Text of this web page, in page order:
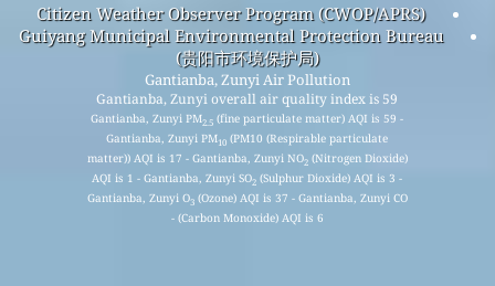
Citizen Weather Observer Program (CWOP/APRS)
Guiyang Municipal Environmental Protection Bureau
(贵阳市环境保护局)
Gantianba, Zunyi Air Pollution
Gantianba, Zunyi overall air quality index is 59
Gantianba, Zunyi PM2.5(fine particulate matter) AQI is 59 -
Gantianba, Zunyi PM10(PM10 (Respirable particulate
matter)) AQI is 17 - Gantianba, Zunyi NO 2(Nitrogen Dioxide)
AQI is 1 - Gantianba, Zunyi SO 2(Sulphur Dioxide) AQI is 3 -
Gantianba, Zunyi O 3(Ozone) AQI is 37 - Gantianba, Zunyi CO
(Carbon Monoxide) AQI is 6 -